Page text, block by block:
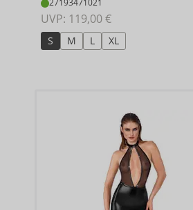
27193471021
UVP: 119,00 €
S M L XL